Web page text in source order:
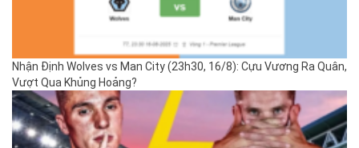
Nhận Định Wolves vs Man City (23h30, 16/8): Cựu Vương Ra Quân,
Vượt Qua Khủng Hoảng?